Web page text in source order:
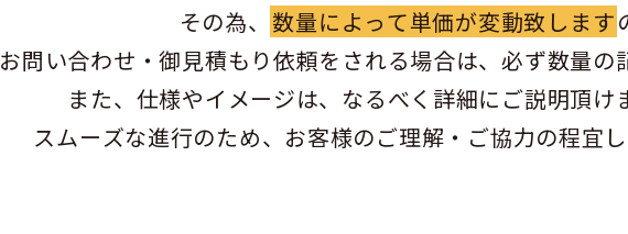
その為、 数量によって単価が変動致します
お問い合わせ・御見積もり依頼をされる場合は、必ず数量の
また、仕様やイメージは、なるべく詳細にご説明頂け
スムーズな進行のため、お客様のご理解・ご協力の程宜し